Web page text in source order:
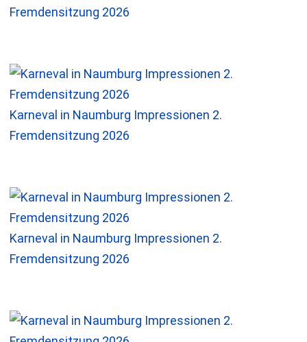
Fremdensitzung 2026
Karneval in Naumburg Impressionen 2.
Fremdensitzung 2026
Karneval in Naumburg Impressionen 2.
Fremdensitzung 2026